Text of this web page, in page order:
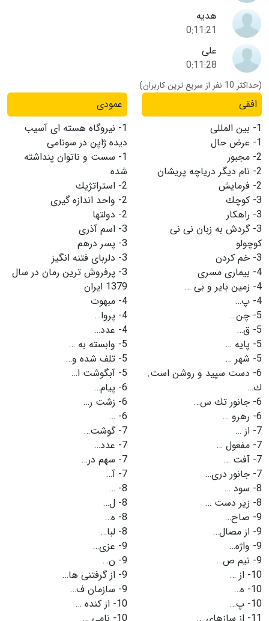
هدیه
0:11:21
علی
0:11:28
(حداکثر 10 نفر از سریع ترین کاربران)
افقی
1- بین المللی
1- عرض حال
2- مجبور
2- نام دیگر دریاچه پریشان
2- فرمایش
3- كوچك
3- راهكار
3- گردش به زبان نی نی
كوچولو
3- خم كردن
4- بیماری مسری
4- زمین بایر و بی …
4- پ…
5- چن…
5- ق…
5- پایه …
5- شهر …
6- دست سپید و روشن است.
ك…
6- جانور تك س…
6- رهرو …
7- از …
7- مفعول …
7- آفت …
7- جانور دری…
8- سود …
8- زیر دست …
9- صاح…
9- از مصال…
9- واژه…
9- نیم ص…
10- از …
10- ه…
10- پ…
عمودی
1- نیروگاه هسته ای آسیب
دیده ژاپن در سونامی
1- سست و ناتوان پنداشته
شده
2- استراتژیك
2- واحد اندازه گیری
2- دولتها
3- اسم آذری
3- پسر درهم
3- دلربای فتنه انگیز
3- پرفروش ترین رمان در سال
1379 ایران
4- مبهوت
4- پروا…
4- عدد…
5- وابسته به …
5- تلف شده و…
5- آبگوشت ا…
6- پیام…
6- زشت ر…
6-
…
7- گوشت…
7- عدد…
7- سهم در…
7- آ…
8-
…
8- ل…
8- ه…
8- لبا…
9- عزی…
9- ن…
9- از گرفتنی ها…
9- سازمان ف…
10- از كنده …